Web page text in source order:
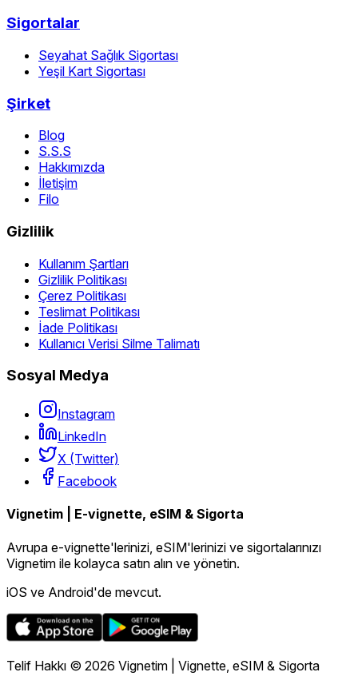
Sigortalar
Seyahat Sağlık Sigortası
Yeşil Kart Sigortası
Şirket
Blog
S.S.S
Hakkımızda
İletişim
Filo
Gizlilik
Kullanım Şartları
Gizlilik Politikası
Çerez Politikası
Teslimat Politikası
İade Politikası
Kullanıcı Verisi Silme Talimatı
Sosyal Medya
Instagram
LinkedIn
X (Twitter)
Facebook
Vignetim | E-vignette, eSIM & Sigorta
Avrupa e-vignette'lerinizi, eSIM'lerinizi ve sigortalarınızı
Vignetim ile kolayca satın alın ve yönetin.
iOS ve Android'de mevcut.
Telif Hakkı © 2026 Vignetim | Vignette, eSIM & Sigorta